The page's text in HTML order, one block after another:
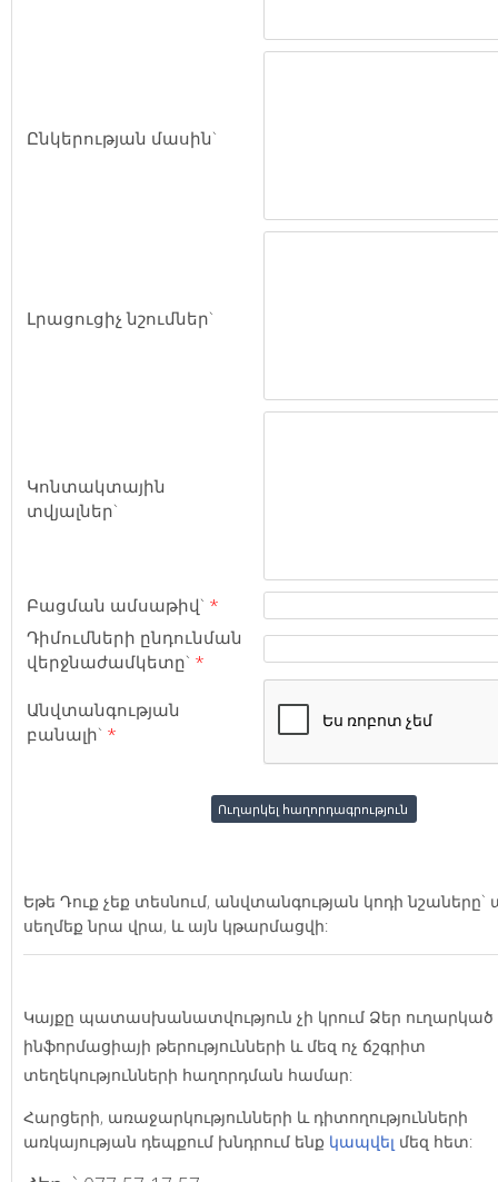
Ընկերության մասին`
Լրացուցիչ նշումներ`
Կոնտակտային
տվյալներ`
Բացման ամսաթիվ` *
Դիմումների ընդունման
վերջնաժամկետը` *
Անվտանգության
բանալի` *
Եթե Դուք չեք տեսնում, անվտանգության կոդի
սեղմեք նրա վրա, և այն կթարմացվի:
Կայքը պատասխանատվություն չի կրում Ձեր ուղարկած
ինֆորմացիայի թերությունների և մեզ ոչ ճշգրիտ
տեղեկությունների հաղորդման համար:
Հարցերի, առաջարկությունների և դիտողությունների
առկայության դեպքում խնդրում ենք կապվել մեզ հետ: